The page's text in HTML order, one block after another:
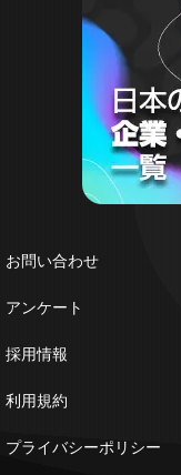
お問い合わせ
アンケート
採用情報
利用規約
プライバシーポリシー